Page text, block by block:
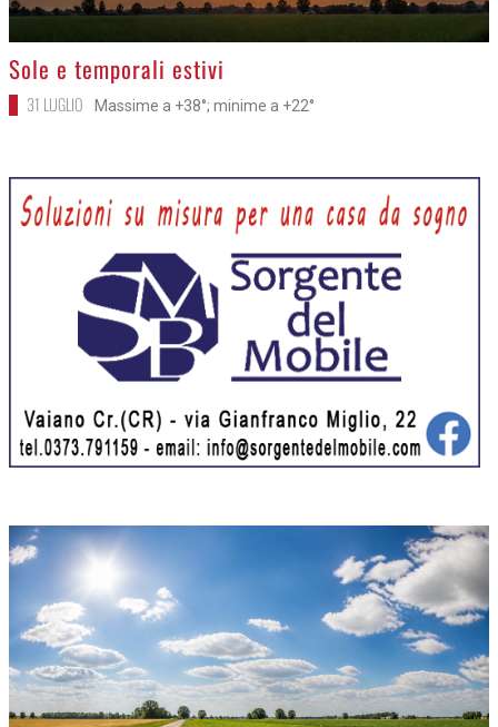
>
Sole e temporali estivi
31 LUGLIO Massime a +38°; minime a +22°